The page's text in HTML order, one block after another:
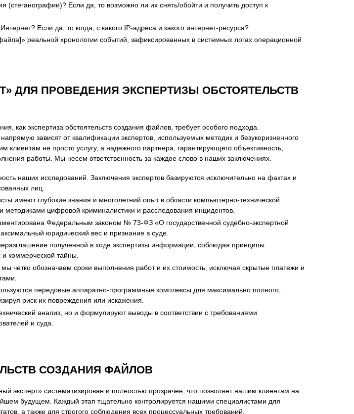
Если да, то возможно ли их снять/обойти и получить доступ к
Если да, то когда, с какого IP-адреса и какого интернет-ресурса?
реальной хронологии событий, зафиксированных в системных логах операционной
ДЛЯ ПРОВЕДЕНИЯ ЭКСПЕРТИЗЫ ОБСТОЯТЕЛЬСТВ
как экспертиза обстоятельств создания файлов, требует особого подхода.
зависят от квалификации экспертов, используемых методик и безукоризненного
не просто услугу, а надежного партнера, гарантирующего объективность,
работы. Мы несем ответственность за каждое слово в наших заключениях.
наших исследований. Заключения экспертов базируются исключительно на фактах и
лиц.
имеют глубокие знания и многолетний опыт в области компьютерно-технической
цифровой криминалистики и расследования инцидентов.
Федеральным законом № 73-ФЗ «О государственной судебно-экспертной
юридический вес и признание в суде.
полученной в ходе экспертизы информации, соблюдая принципы
коммерческой тайны.
четко обозначаем сроки выполнения работ и их стоимость, исключая скрытые платежи и
передовые аппаратно-программные комплексы для максимально полного,
риск их повреждения или искажения.
анализ, но и формулируют выводы в соответствии с требованиями
и суда.
СОЗДАНИЯ ФАЙЛОВ
эксперт» систематизирован и полностью прозрачен, что позволяет нашим клиентам на
будущем. Каждый этап тщательно контролируется нашими специалистами для
а также для строгого соблюдения всех процессуальных требований.